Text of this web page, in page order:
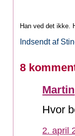
Han ved det ikke.
Indsendt af
8
Martin
Hvor
2. april